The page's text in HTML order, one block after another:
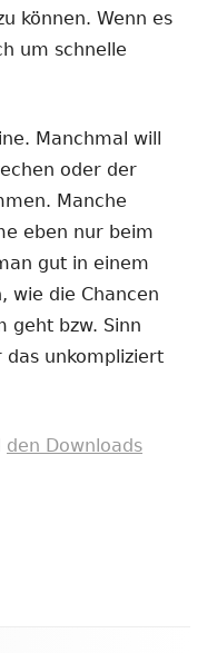
können. Wenn es
um schnelle
Manchmal will
oder der
Manche
eben nur beim
gut in einem
wie die Chancen
geht bzw. Sinn
unkompliziert
den Downloads